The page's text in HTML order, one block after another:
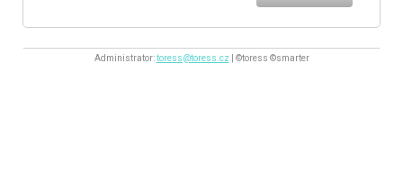
Administrator:toress@toress.cz | ©toress ©smarter